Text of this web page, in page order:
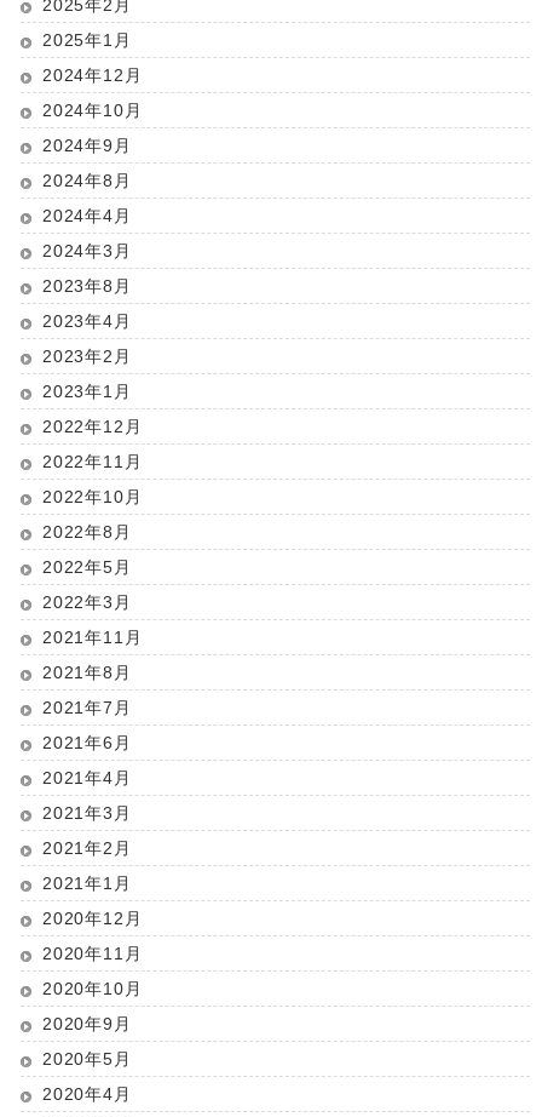
2025年2月
2025年1月
2024年12月
2024年10月
2024年9月
2024年8月
2024年4月
2024年3月
2023年8月
2023年4月
2023年2月
2023年1月
2022年12月
2022年11月
2022年10月
2022年8月
2022年5月
2022年3月
2021年11月
2021年8月
2021年7月
2021年6月
2021年4月
2021年3月
2021年2月
2021年1月
2020年12月
2020年11月
2020年10月
2020年9月
2020年5月
2020年4月